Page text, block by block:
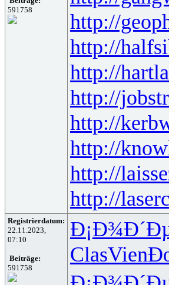
591758
http://
http://
http://
http://
http://
http://
http://
http://
Registrierdatum:
22.11.2023,
07:10
Beiträge:
591758
ClasVien